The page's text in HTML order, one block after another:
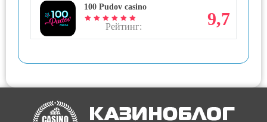
100 Pudov casino
Рейтинг: 9,7